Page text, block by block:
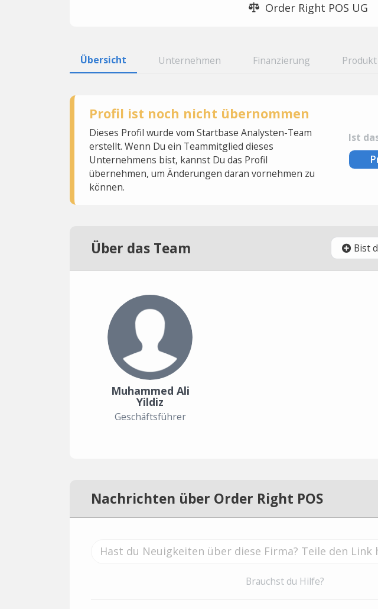
Order Right POS UG
Übersicht Unternehmen Finanzierung Produkt
Profil ist noch nicht übernommen
Dieses Profil wurde vom Startbase Analysten-Team
erstellt. Wenn Du ein Teammitglied dieses
Unternehmens bist, kannst Du das Profil
übernehmen, um Änderungen daran vornehmen zu
können.
Ist
Über das Team Bist
Muhammed Ali
Yildiz
Geschäftsführer
Nachrichten über Order Right POS
Brauchst du Hilfe?